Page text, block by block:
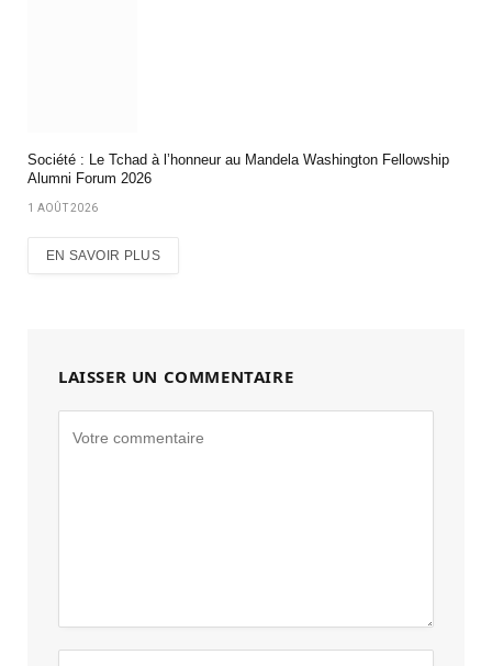
Société : Le Tchad à l’honneur au Mandela Washington Fellowship
Alumni Forum 2026
1 AOÛT 2026
EN SAVOIR PLUS
LAISSER UN COMMENTAIRE